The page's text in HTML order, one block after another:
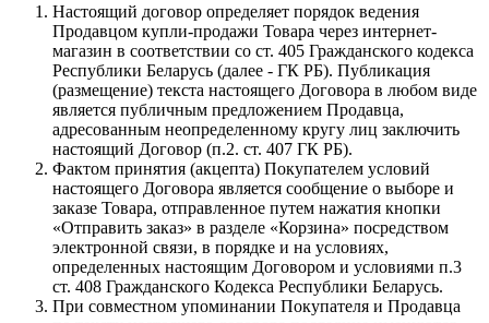
Настоящий договор определяет порядок ведения
Продавцом купли-продажи Товара через интернет-
магазин в соответствии со ст. 405 Гражданского кодекса
Республики Беларусь (далее - ГК РБ). Публикация
(размещение) текста настоящего Договора в любом виде
является публичным предложением Продавца,
адресованным неопределенному кругу лиц заключить
настоящий Договор (п.2. ст. 407 ГК РБ).
Фактом принятия (акцепта) Покупателем условий
настоящего Договора является сообщение о выборе и
заказе Товара, отправленное путем нажатия кнопки
«Отправить заказ» в разделе «Корзина» посредством
электронной связи, в порядке и на условиях,
определенных настоящим Договором и условиями п.3
ст. 408 Гражданского Кодекса Республики Беларусь.
При совместном упоминании Покупателя и Продавца